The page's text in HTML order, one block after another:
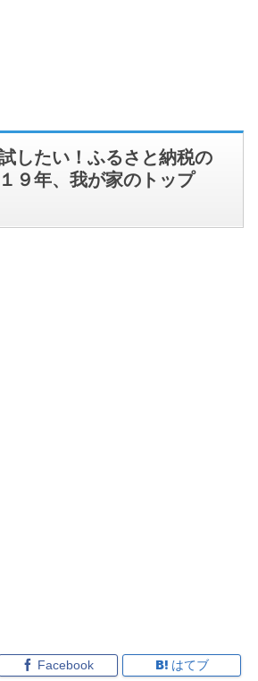
したい！ふるさと納税の
９年、我が家のトップ
Facebook はてブ